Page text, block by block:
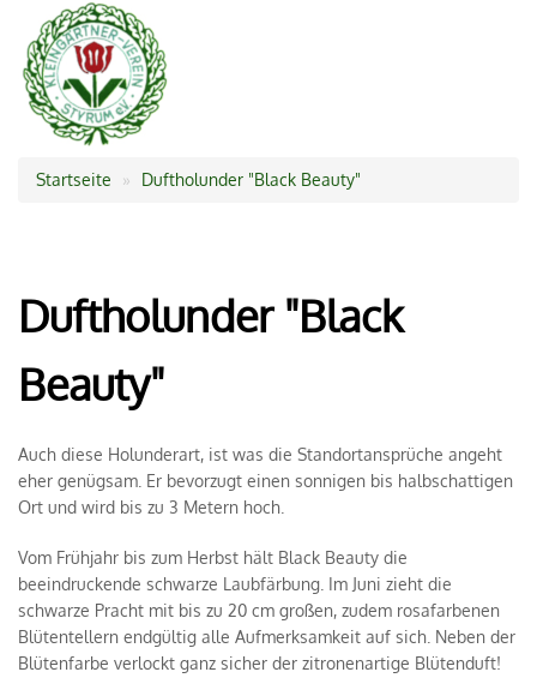
Pfadnavigation
Startseite Duftholunder "Black Beauty"
Duftholunder "Black
Beauty"
Auch diese Holunderart, ist was die Standortansprüche angeht
eher genügsam. Er bevorzugt einen sonnigen bis halbschattigen
Ort und wird bis zu 3 Metern hoch.
Vom Frühjahr bis zum Herbst hält Black Beauty die
beeindruckende schwarze Laubfärbung. Im Juni zieht die
schwarze Pracht mit bis zu 20 cm großen, zudem rosafarbenen
Blütentellern endgültig alle Aufmerksamkeit auf sich. Neben der
Blütenfarbe verlockt ganz sicher der zitronenartige Blütenduft!